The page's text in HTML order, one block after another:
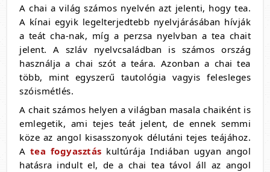
A chai a világ számos nyelvén azt jelenti, hogy tea.
A kínai egyik legelterjedtebb nyelvjárásában hívják
a teát cha-nak, míg a perzsa nyelvban a tea chait
jelent. A szláv nyelvcsaládban is számos ország
használja a chai szót a teára. Azonban a chai tea
több, mint egyszerű tautológia vagyis felesleges
szóismétlés.
A chait számos helyen a világban masala chaiként is
emlegetik, ami tejes teát jelent, de ennek semmi
köze az angol kisasszonyok délutáni tejes teájához.
A tea fogyasztás kultúrája Indiában ugyan angol
hatásra indult el, de a chai tea távol áll az angol